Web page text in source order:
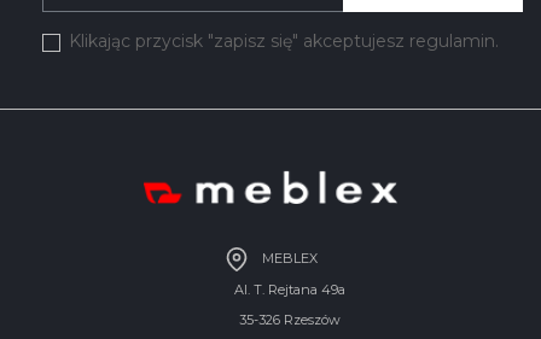
Klikając przycisk "zapisz się" akceptujesz regulamin.
MEBLEX
Al. T. Rejtana 49a
35-326 Rzeszów